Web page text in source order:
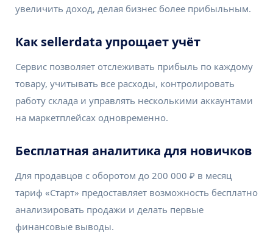
увеличить доход, делая бизнес более прибыльным.
Как sellerdata упрощает учёт
Сервис позволяет отслеживать прибыль по каждому
товару, учитывать все расходы, контролировать
работу склада и управлять несколькими аккаунтами
на маркетплейсах одновременно.
Бесплатная аналитика для новичков
Для продавцов с оборотом до 200 000 ₽ в месяц
тариф «Старт» предоставляет возможность бесплатно
анализировать продажи и делать первые
финансовые выводы.